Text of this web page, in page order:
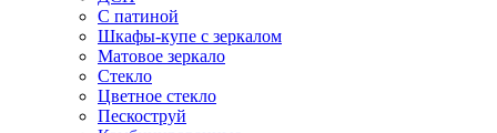
С патиной
Шкафы-купе с зеркалом
Матовое зеркало
Стекло
Цветное стекло
Пескоструй